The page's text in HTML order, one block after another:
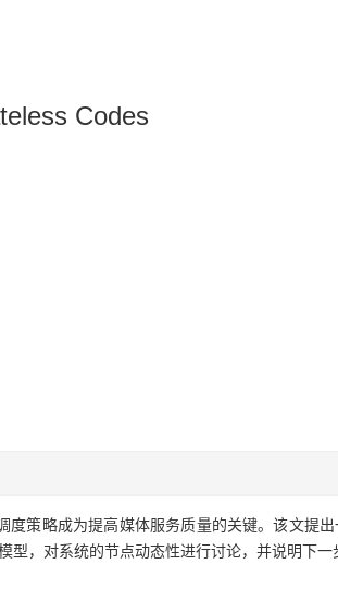
Codes
策略成为提高媒体服务质量的关键。该文提
，对系统的节点动态性进行讨论，并说明下一